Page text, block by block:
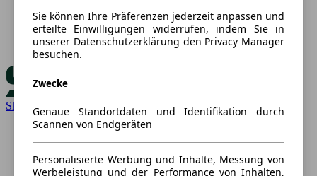
Skoda
Sie können Ihre Präferenzen jederzeit anpassen und
erteilte Einwilligungen widerrufen, indem Sie in
unserer Datenschutzerklärung den Privacy Manager
besuchen.
Zwecke
Genaue Standortdaten und Identifikation durch
Scannen von Endgeräten
Personalisierte Werbung und Inhalte, Messung von
Werbeleistung und der Performance von Inhalten,